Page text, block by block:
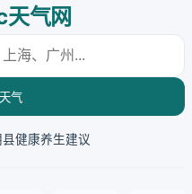
气网
气
县健康养生建议